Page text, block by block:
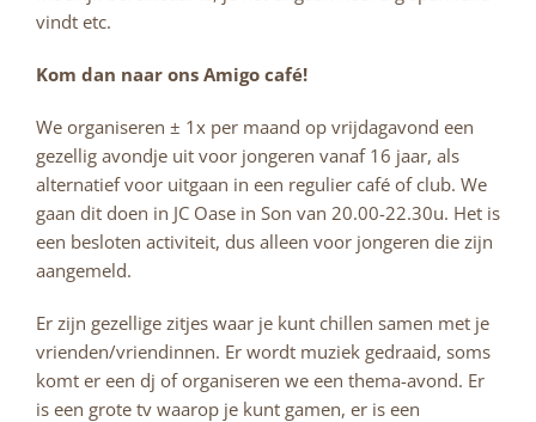
vindt etc.
Kom dan naar ons Amigo café!
We organiseren ± 1x per maand op vrijdagavond een
gezellig avondje uit voor jongeren vanaf 16 jaar, als
alternatief voor uitgaan in een regulier café of club. We
gaan dit doen in JC Oase in Son van 20.00-22.30u. Het is
een besloten activiteit, dus alleen voor jongeren die zijn
aangemeld.
Er zijn gezellige zitjes waar je kunt chillen samen met je
vrienden/vriendinnen. Er wordt muziek gedraaid, soms
komt er een dj of organiseren we een thema-avond. Er
is een grote tv waarop je kunt gamen, er is een